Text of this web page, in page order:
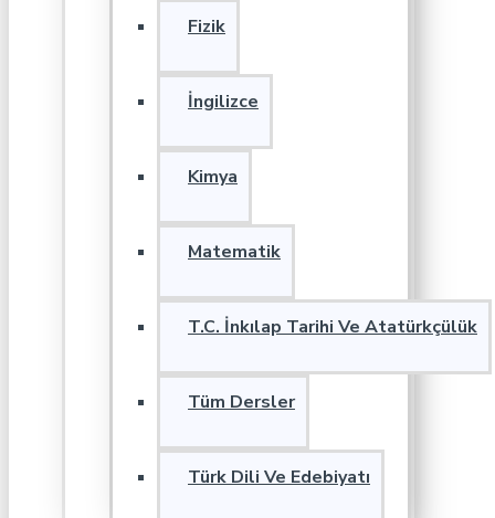
Fizik
İngilizce
Kimya
Matematik
T.C. İnkılap Tarihi Ve Atatürkçülük
Tüm Dersler
Türk Dili Ve Edebiyatı